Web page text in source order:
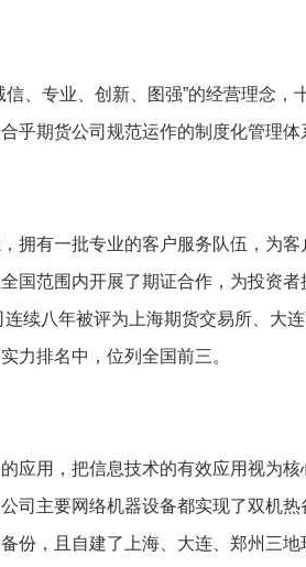
、专业、创新、图强”的经营理念
乎期货公司规范运作的制度化管理体
拥有一批专业的客户服务队伍，为
国范围内开展了期证合作，为投资
续八年被评为上海期货交易所、大
力排名中，位列全国前三。
应用，把信息技术的有效应用视为
司主要网络机器设备都实现了双机
份，且自建了上海、大连、郑州三